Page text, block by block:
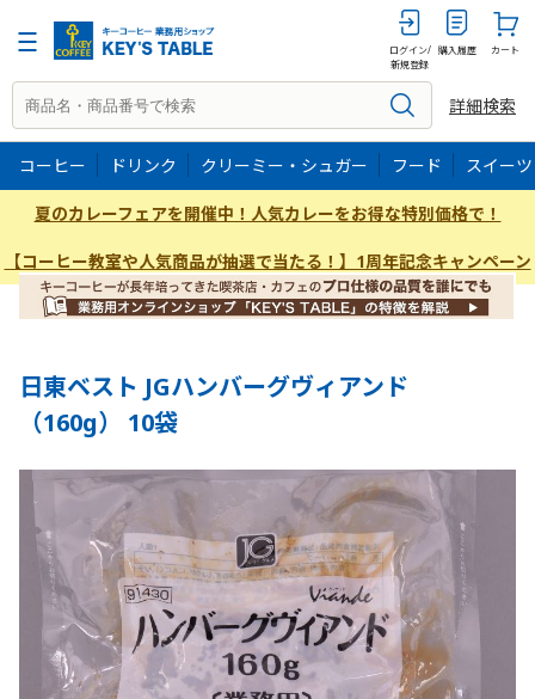
ログイン/
新規登録
購入履歴 カート
詳細検索
コーヒー ドリンク クリーミー・シュガー フード スイーツ
夏のカレーフェアを開催中！人気カレーをお得な特別価格で！
【コーヒー教室や人気商品が抽選で当たる！】1周年記念キャンペーン
日東ベスト JGハンバーグヴィアンド
（160g） 10袋